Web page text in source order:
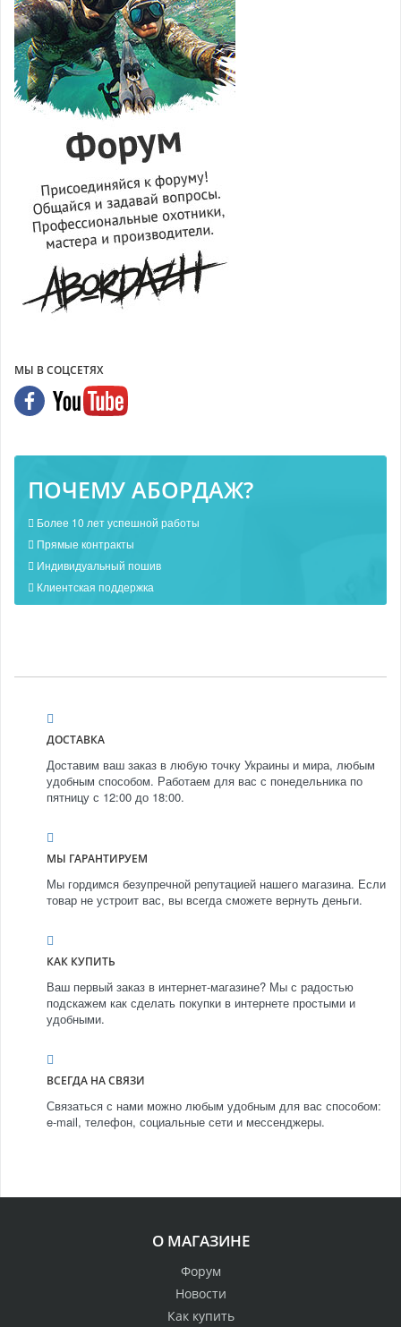
МЫ В СОЦСЕТЯХ
ПОЧЕМУ АБОРДАЖ?
Более 10 лет успешной работы
Прямые контракты
Индивидуальный пошив
Клиентская поддержка
ДОСТАВКА
Доставим ваш заказ в любую точку Украины и мира, любым
удобным способом. Работаем для вас с понедельника по
пятницу с 12:00 до 18:00.
МЫ ГАРАНТИРУЕМ
Мы гордимся безупречной репутацией нашего магазина. Если
товар не устроит вас, вы всегда сможете вернуть деньги.
КАК КУПИТЬ
Ваш первый заказ в интернет-магазине? Мы с радостью
подскажем как сделать покупки в интернете простыми и
удобными.
ВСЕГДА НА СВЯЗИ
Связаться с нами можно любым удобным для вас способом:
e-mail, телефон, социальные сети и мессенджеры.
О МАГАЗИНЕ
Форум
Новости
Как купить